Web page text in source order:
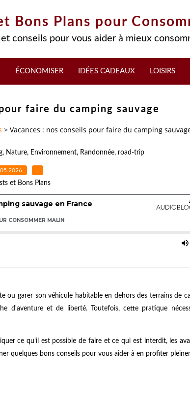
Bons Plans pour
conseils pour vous aider à mieux
ÉCONOMISER IDÉES CADEAUX LOISIRS
faire du camping sauvage
> Vacances : nos conseils pour faire du camping
, Nature, Environnement, Randonnée, road-trip
…
et Bons Plans
ou garer son véhicule habitable en dehors des terrains de
d'aventure et de liberté. Toutefois, cette pratique
ce qu'il est possible de faire et ce qui est interdit, les
quelques bons conseils pour vous aider à en profiter